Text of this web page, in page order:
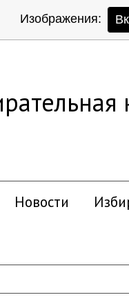
Изображения:
Новости